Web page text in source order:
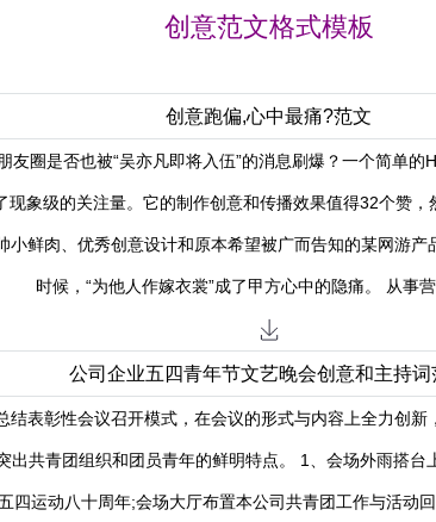
创意范文格式模板
创意跑偏,心中最痛?范文
友圈是否也被“吴亦凡即将入伍”的消息刷爆？一个简单的
现象级的关注量。它的制作创意和传播效果值得32个赞
小鲜肉、优秀创意设计和原本希望被广而告知的某网游产
时候，“为他人作嫁衣裳”成了甲方心中的隐痛。 从事
公司企业五四青年节文艺晚会创意和主持词
结表彰性会议召开模式，在会议的形式与内容上全力创新
出共青团组织和团员青年的鲜明特点。 1、会场外雨搭台
四运动八十周年;会场大厅布置本公司共青团工作与活动